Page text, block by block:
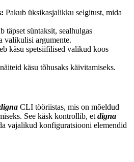
Pakub üksikasjalikku selgitust, mida
täpset süntaksit, sealhulgas
valikulisi argumente.
käsu spetsiifilised valikud koos
käsu tõhusaks käivitamiseks.
CLI tööriistas, mis on mõeldud
See käsk kontrollib, et digna
vajalikud konfiguratsiooni elemendid